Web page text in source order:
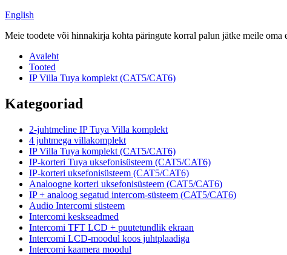
English
Meie toodete või hinnakirja kohta päringute korral palun jätke meile oma
Avaleht
Tooted
IP Villa Tuya komplekt (CAT5/CAT6)
Kategooriad
2-juhtmeline IP Tuya Villa komplekt
4 juhtmega villakomplekt
IP Villa Tuya komplekt (CAT5/CAT6)
IP-korteri Tuya uksefonisüsteem (CAT5/CAT6)
IP-korteri uksefonisüsteem (CAT5/CAT6)
Analoogne korteri uksefonisüsteem (CAT5/CAT6)
IP + analoog segatud intercom-süsteem (CAT5/CAT6)
Audio Intercomi süsteem
Intercomi keskseadmed
Intercomi TFT LCD + puutetundlik ekraan
Intercomi LCD-moodul koos juhtplaadiga
Intercomi kaamera moodul